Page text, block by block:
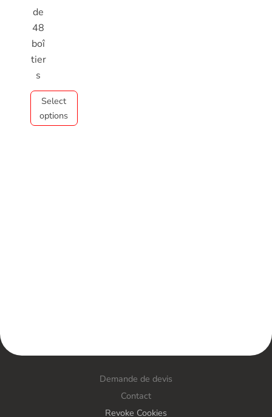
de
48
boî
tier
s
Select
options
Demande de devis
Contact
Revoke Cookies